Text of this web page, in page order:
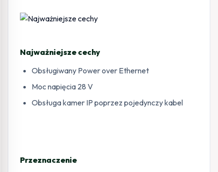
Najważniejsze cechy
Obsługiwany Power over Ethernet
Moc napięcia 28 V
Obsługa kamer IP poprzez pojedynczy kabel
Przeznaczenie